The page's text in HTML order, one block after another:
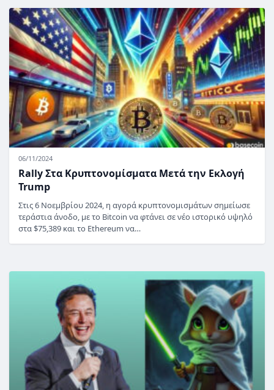
06/11/2024
Rally Στα Κρυπτονομίσματα Μετά την Εκλογή
Trump
Στις 6 Νοεμβρίου 2024, η αγορά κρυπτονομισμάτων σημείωσε
τεράστια άνοδο, με το Bitcoin να φτάνει σε νέο ιστορικό υψηλό
στα $75,389 και το Ethereum να…